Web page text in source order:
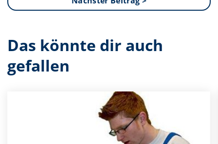
Das könnte dir auch
gefallen